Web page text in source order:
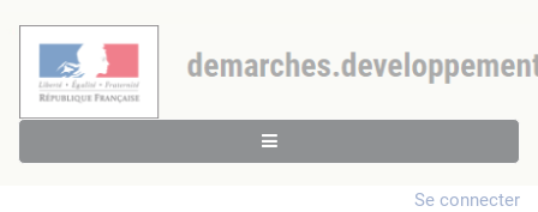
Se connecter